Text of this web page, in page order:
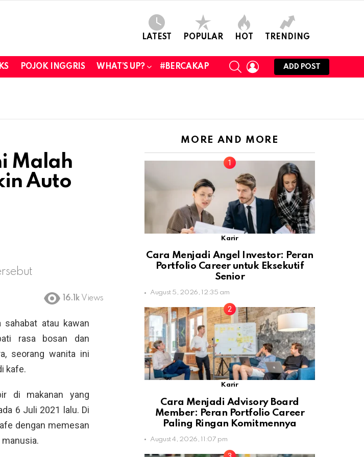
LATEST POPULAR HOT TRENDING
POJOK INGGRIS WHAT’S UP? #BERCAKAP
SEARCHLOGIN
ADD POST
Malah
Auto
16.1k Views
atau kawan
rasa bosan dan
seorang wanita ini
kafe.
di makanan yang
6 Juli 2021 lalu. Di
dengan memesan
MORE AND MORE
Karir
Cara Menjadi Angel Investor: Peran
Portfolio Career untuk Eksekutif
Senior
August 5, 2026, 12:35 am
Karir
Cara Menjadi Advisory Board
Member: Peran Portfolio Career
Paling Ringan Komitmennya
August 4, 2026, 11:07 pm